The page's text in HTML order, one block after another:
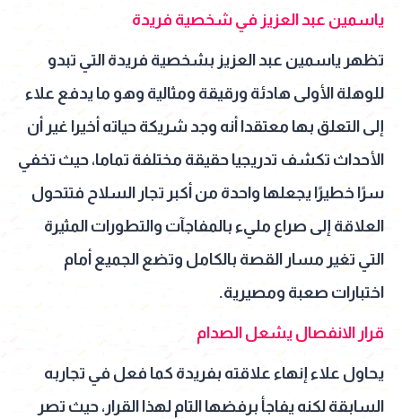
ياسمين عبد العزيز في شخصية فريدة
تظهر ياسمين عبد العزيز بشخصية فريدة التي تبدو
للوهلة الأولى هادئة ورقيقة ومثالية وهو ما يدفع علاء
إلى التعلق بها معتقدا أنه وجد شريكة حياته أخيرا غير أن
الأحداث تكشف تدريجيا حقيقة مختلفة تماما، حيث تخفي
سرًا خطيرًا يجعلها واحدة من أكبر تجار السلاح فتتحول
العلاقة إلى صراع مليء بالمفاجآت والتطورات المثيرة
التي تغير مسار القصة بالكامل وتضع الجميع أمام
اختبارات صعبة ومصيرية.
قرار الانفصال يشعل الصدام
يحاول علاء إنهاء علاقته بفريدة كما فعل في تجاربه
السابقة لكنه يفاجأ برفضها التام لهذا القرار، حيث تصر